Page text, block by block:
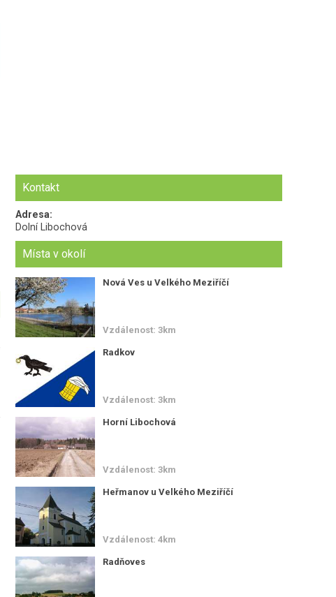
Kontakt
Adresa:
Dolní Libochová
Místa v okolí
Nová Ves u Velkého Meziříčí
Vzdálenost: 3km
Radkov
Vzdálenost: 3km
Horní Libochová
Vzdálenost: 3km
Heřmanov u Velkého Meziříčí
Vzdálenost: 4km
Radňoves